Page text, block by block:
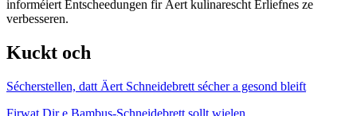
informéiert Entscheedungen fir Äert kulinarescht Erliefnes ze
verbesseren.
Kuckt och
Sécherstellen, datt Äert Schneidebrett sécher a gesond bleift
Firwat Dir e Bambus-Schneidebrett sollt wielen